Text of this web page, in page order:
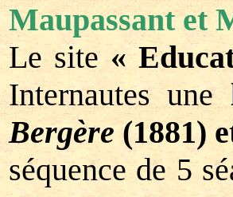
Maupassant et
Le site «
Internautes une
Bergère(1881)
séquence de 5